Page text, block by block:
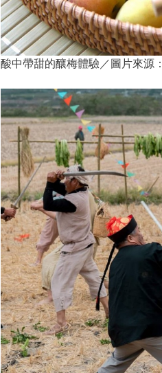
酸中帶甜的釀梅體驗／圖片來源